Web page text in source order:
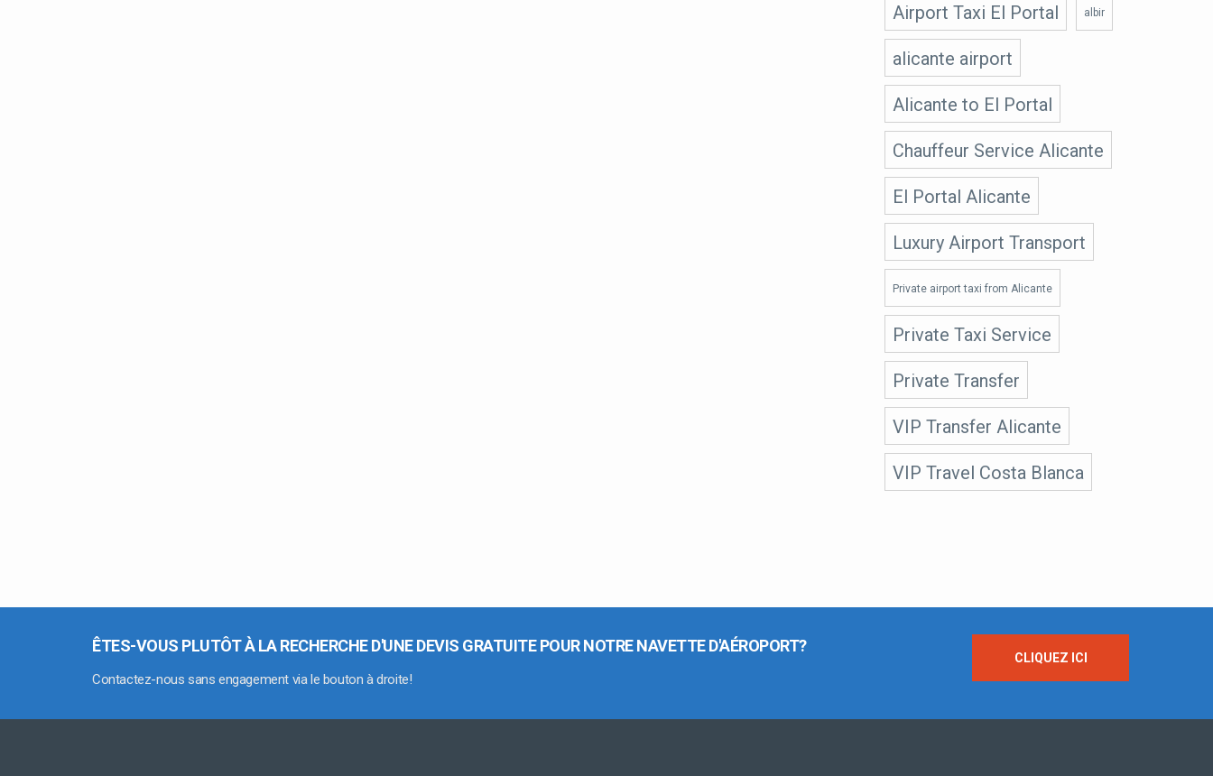
Airport Taxi El Portal albir
alicante airport
Alicante to El Portal
Chauffeur Service Alicante
El Portal Alicante
Luxury Airport Transport
Private airport taxi from Alicante
Private Taxi Service
Private Transfer
VIP Transfer Alicante
VIP Travel Costa Blanca
ÊTES-VOUS PLUTÔT À LA RECHERCHE D'UNE DEVIS GRATUITE POUR NOTRE NAVETTE D'AÉROPORT?
Contactez-nous sans engagement via le bouton à droite!
CLIQUEZ ICI